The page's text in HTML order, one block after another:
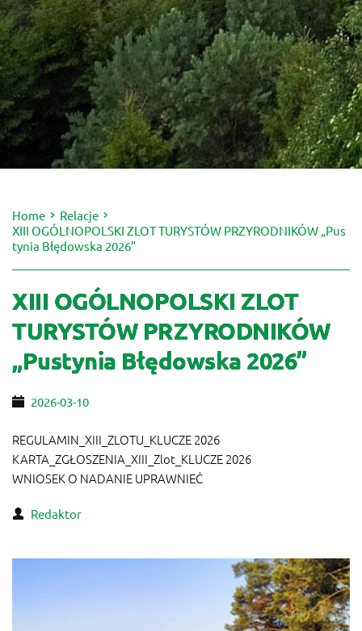
Home
Relacje
XIII OGÓLNOPOLSKI ZLOT TURYSTÓW PRZYRODNIKÓW „Pus
tynia Błędowska 2026”
XIII OGÓLNOPOLSKI ZLOT
TURYSTÓW PRZYRODNIKÓW
„Pustynia Błędowska 2026”
2026-03-10
REGULAMIN_XIII_ZLOTU_KLUCZE 2026
KARTA_ZGŁOSZENIA_XIII_Zlot_KLUCZE 2026
WNIOSEK O NADANIE UPRAWNIEĊ
Redaktor